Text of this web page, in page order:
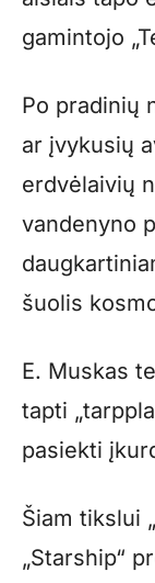
gamintojo
Po pradinių
ar įvykusių
erdvėlaivių
vandenyno
šuolis
E. Muskas
tapti
pasiekti
Šiam tikslui
„Starship“